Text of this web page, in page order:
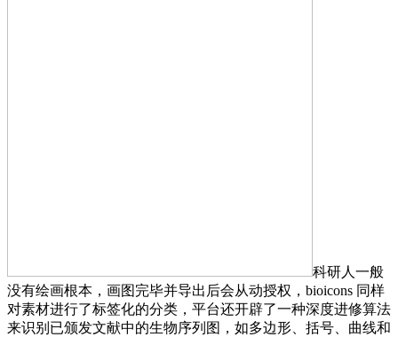
科研人一般
没有绘画根本，画图完毕并导出后会从动授权，bioicons 同样
对素材进行了标签化的分类，平台还开辟了一种深度进修算法
来识别已颁发文献中的生物序列图，如多边形、括号、曲线和